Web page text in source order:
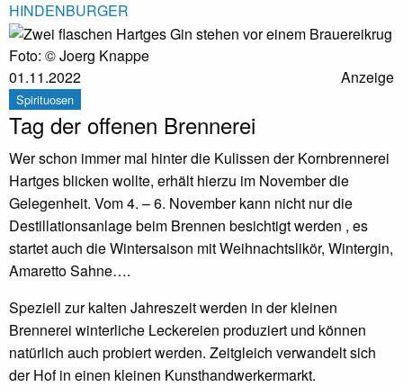
HINDENBURGER
Foto: © Joerg Knappe
01.11.2022
Anzeige
Spirituosen
Tag der offenen Brennerei
Wer schon immer mal hinter die Kulissen der Kornbrennerei
Hartges blicken wollte, erhält hierzu im November die
Gelegenheit. Vom 4. – 6. November kann nicht nur die
Destillationsanlage beim Brennen besichtigt werden , es
startet auch die Wintersaison mit Weihnachtslikör, Wintergin,
Amaretto Sahne….
Speziell zur kalten Jahreszeit werden in der kleinen
Brennerei winterliche Leckereien produziert und können
natürlich auch probiert werden. Zeitgleich verwandelt sich
der Hof in einen kleinen Kunsthandwerkermarkt.